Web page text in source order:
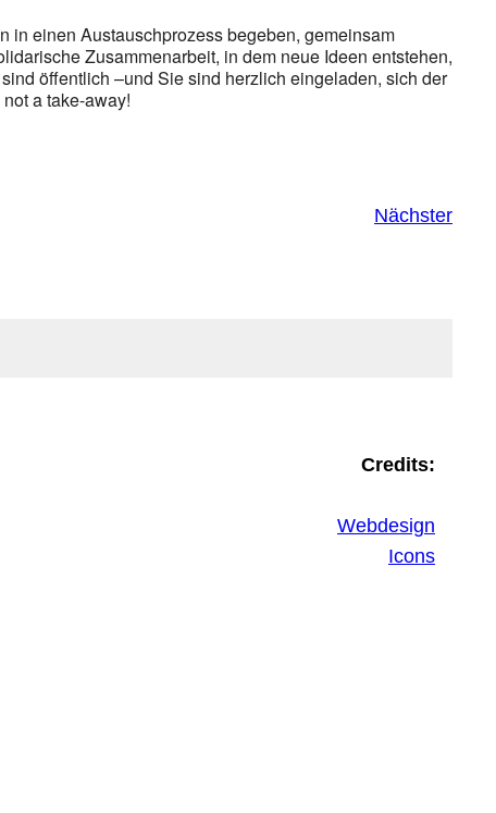
in einen Austauschprozess begeben, gemeinsam
Zusammenarbeit, in dem neue Ideen entstehen,
öffentlich –und Sie sind herzlich eingeladen, sich der
a take-away!
Nächster
Credits:
Webdesign
Icons